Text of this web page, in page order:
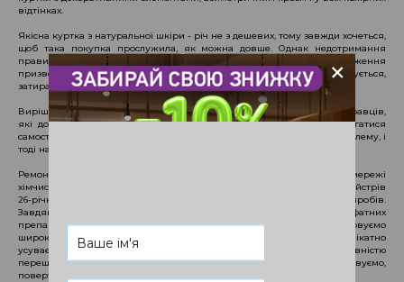
відтінках.
Якісна куртка з натуральної шкіри - річ не з дешевих, тому завжди хочеться,
щоб така покупка прослужила, як можна довше. Однак недотримання
правил по догляду, регулярні або випадкові механічні пошкодження
призводять до того, що виріб втрачає свою привабливість, деформується,
затирається і покривається подряпинами.
Вирішити подібні проблеми можна, звернувшись до професійних кравців,
які допоможуть в реставрації виробу. Ми не рекомендуємо намагатися
самостійно усунути дефекти, бо ви можете ще більше погіршити проблему, і
тоді навіть фахівці не зможуть Ввам допомогти.
Ремонт шкіряних курток - популярна і затребувана послуга в мережі
хімчисток UNMOMENTO. І це не дивно, оскільки за плечима наших майстрів
26-річний досвід роботи з чищення і реставрації шкіряних виробів.
Завдяки італійському обладнанню, лінійці сучасних безфосфатних
препаратів і, звичайно ж, нашим талановитим фахівцям, ми реалізовуємо
широкий спектр послуг з ремонту шкіряних курток в Києві: делікатно
усуваємо розрізи і подряпини, вшиваємо блискавку і повністю
перешиваємо підкладку, виконуємо підгін по фігурі і підфарбовуємо,
повертаючи насичений колір.
+